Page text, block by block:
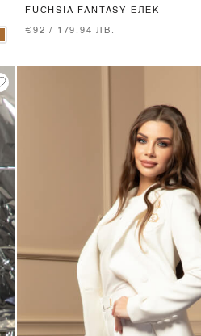
FUCHSIA FANTASY ЕЛЕК
€92 / 179.94 ЛВ.